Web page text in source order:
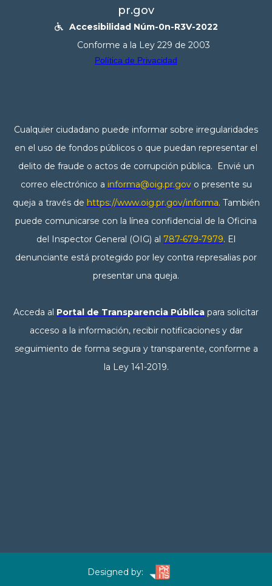
pr.gov

Accesibilidad Núm-0n-R3V-2022
Conforme a la Ley 229 de 2003
Política de Privacidad
Cualquier ciudadano puede informar sobre irregularidades
en el uso de fondos públicos o que puedan representar el
delito de fraude o actos de corrupción pública. Envié un
correo electrónico a informa@oig.pr.govo presente su
queja a través de https://www.oig.pr.gov/informa. También
puede comunicarse con la línea confidencial de la Oficina
del Inspector General (OIG) al 787-679-7979. El
denunciante está protegido por ley contra represalias por
presentar una queja.
Acceda al Portal de Transparencia Pública para solicitar
acceso a la información, recibir notificaciones y dar
seguimiento de forma segura y transparente, conforme a
la Ley 141-2019.
Designed by: